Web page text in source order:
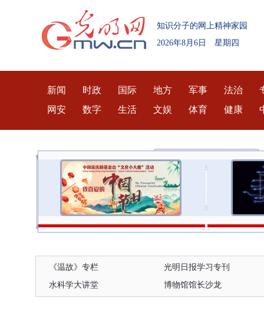
知识分子的网上精神家园
2026年8月6日 星期四
新闻 时政 国际 地方 军事 法治
网安
数字 生活 文娱 体育 健康
《温故》专栏
光明日报学习专刊
水科学大讲堂
博物馆馆长沙龙